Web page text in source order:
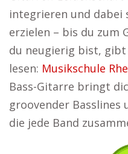
integrieren und
erzielen – bis du zum
du neugierig bist, gibt
lesen: Musikschule
Bass-Gitarre bringt
groovender Basslines
die jede Band